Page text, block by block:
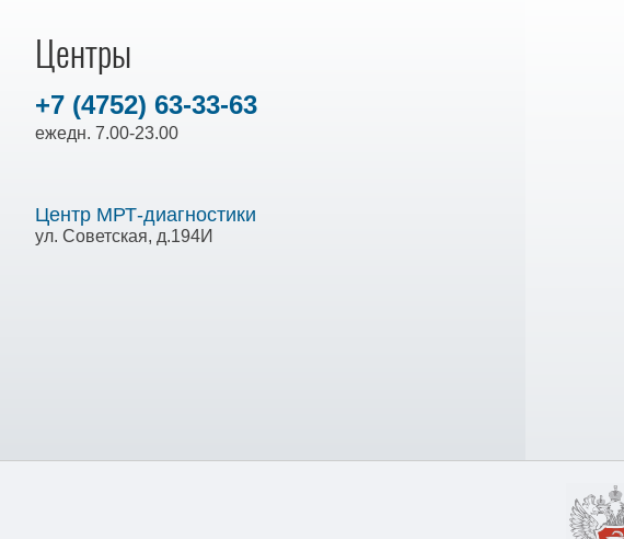
Центры
+7 (4752) 63-33-63
ежедн. 7.00-23.00
Центр МРТ-диагностики
ул. Советская, д.194И